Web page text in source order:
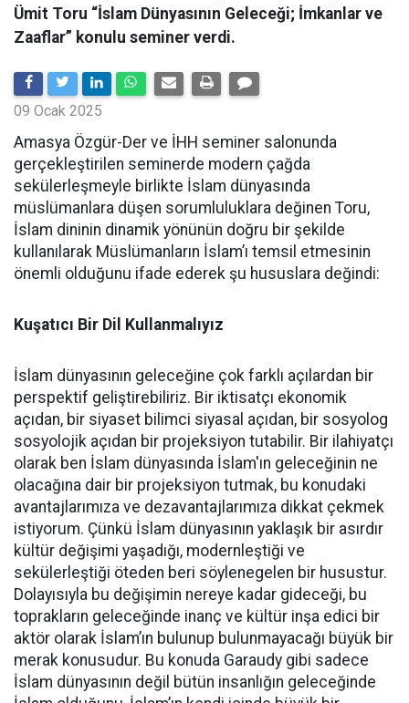
Ümit Toru “İslam Dünyasının Geleceği; İmkanlar ve
Zaaflar” konulu seminer verdi.
09 Ocak 2025
Amasya Özgür-Der ve İHH seminer salonunda
gerçekleştirilen seminerde modern çağda
sekülerleşmeyle birlikte İslam dünyasında
müslümanlara düşen sorumluluklara değinen Toru,
İslam dininin dinamik yönünün doğru bir şekilde
kullanılarak Müslümanların İslam’ı temsil etmesinin
önemli olduğunu ifade ederek şu hususlara değindi:
Kuşatıcı Bir Dil Kullanmalıyız
İslam dünyasının geleceğine çok farklı açılardan bir
perspektif geliştirebiliriz. Bir iktisatçı ekonomik
açıdan, bir siyaset bilimci siyasal açıdan, bir sosyolog
sosyolojik açıdan bir projeksiyon tutabilir. Bir ilahiyatçı
olarak ben İslam dünyasında İslam'ın geleceğinin ne
olacağına dair bir projeksiyon tutmak, bu konudaki
avantajlarımıza ve dezavantajlarımıza dikkat çekmek
istiyorum. Çünkü İslam dünyasının yaklaşık bir asırdır
kültür değişimi yaşadığı, modernleştiği ve
sekülerleştiği öteden beri söylenegelen bir husustur.
Dolayısıyla bu değişimin nereye kadar gideceği, bu
toprakların geleceğinde inanç ve kültür inşa edici bir
aktör olarak İslam’ın bulunup bulunmayacağı büyük bir
merak konusudur. Bu konuda Garaudy gibi sadece
İslam dünyasının değil bütün insanlığın geleceğinde